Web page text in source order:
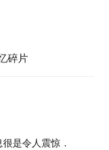
碎片
是令人震惊．